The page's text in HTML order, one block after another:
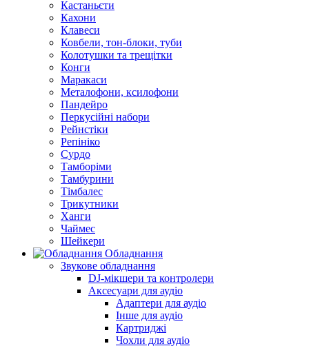
Кастаньєти
Кахони
Клавеси
Ковбели, тон-блоки, туби
Колотушки та трещітки
Конги
Маракаси
Металофони, ксилофони
Пандейро
Перкусійні набори
Рейнстіки
Репініко
Сурдо
Тамборіми
Тамбурини
Тімбалес
Трикутники
Ханги
Чаймес
Шейкери
Обладнання
Звукове обладнання
DJ-мікшери та контролери
Аксесуари для аудіо
Адаптери для аудіо
Інше для аудіо
Картриджі
Чохли для аудіо